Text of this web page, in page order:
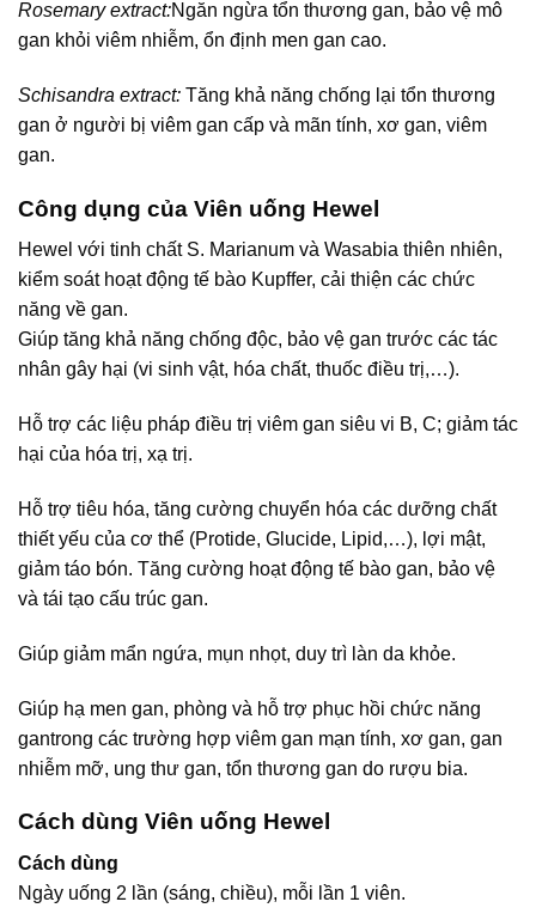
Rosemary extract:Ngăn ngừa tổn thương gan, bảo vệ mô
gan khỏi viêm nhiễm, ổn định men gan cao.
Schisandra extract: Tăng khả năng chống lại tổn thương
gan ở người bị viêm gan cấp và mãn tính, xơ gan, viêm
gan.
Công dụng của Viên uống Hewel
Hewel với tinh chất S. Marianum và Wasabia thiên nhiên,
kiểm soát hoạt động tế bào Kupffer, cải thiện các chức
năng về gan.
Giúp tăng khả năng chống độc, bảo vệ gan trước các tác
nhân gây hại (vi sinh vật, hóa chất, thuốc điều trị,…).
Hỗ trợ các liệu pháp điều trị viêm gan siêu vi B, C; giảm tác
hại của hóa trị, xạ trị.
Hỗ trợ tiêu hóa, tăng cường chuyển hóa các dưỡng chất
thiết yếu của cơ thể (Protide, Glucide, Lipid,…), lợi mật,
giảm táo bón. Tăng cường hoạt động tế bào gan, bảo vệ
và tái tạo cấu trúc gan.
Giúp giảm mẩn ngứa, mụn nhọt, duy trì làn da khỏe.
Giúp hạ men gan, phòng và hỗ trợ phục hồi chức năng
gantrong các trường hợp viêm gan mạn tính, xơ gan, gan
nhiễm mỡ, ung thư gan, tổn thương gan do rượu bia.
Cách dùng Viên uống Hewel
Cách dùng
Ngày uống 2 lần (sáng, chiều), mỗi lần 1 viên.